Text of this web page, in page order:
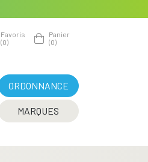
Favoris
(0)
Panier
(0)
ORDONNANCE
MARQUES